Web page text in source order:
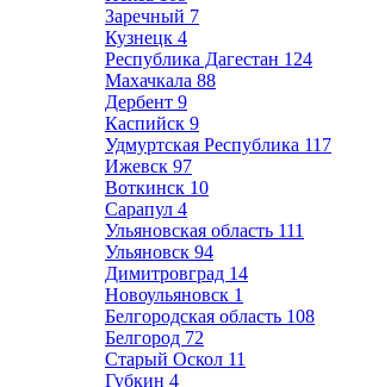
Заречный 7
Кузнецк 4
Республика Дагестан 124
Махачкала 88
Дербент 9
Каспийск 9
Удмуртская Республика 117
Ижевск 97
Воткинск 10
Сарапул 4
Ульяновская область 111
Ульяновск 94
Димитровград 14
Новоульяновск 1
Белгородская область 108
Белгород 72
Старый Оскол 11
Губкин 4